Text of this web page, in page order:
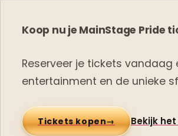
Koop nu je MainStage Pride
Reserveer je tickets
entertainment en de unieke
Tickets kopen→ Bekijk